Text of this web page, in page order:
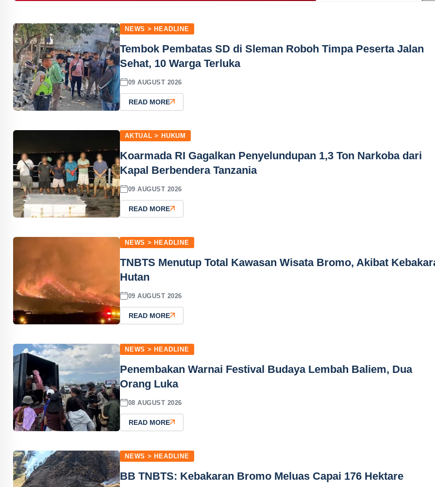
NEWS > HEADLINE
Tembok Pembatas SD di Sleman Roboh Timpa Peserta Jalan
Sehat, 10 Warga Terluka
09 AUGUST 2026
READ MORE
AKTUAL > HUKUM
Koarmada RI Gagalkan Penyelundupan 1,3 Ton Narkoba dari
Kapal Berbendera Tanzania
09 AUGUST 2026
READ MORE
NEWS > HEADLINE
TNBTS Menutup Total Kawasan Wisata Bromo, Akibat
Hutan
09 AUGUST 2026
READ MORE
NEWS > HEADLINE
Penembakan Warnai Festival Budaya Lembah Baliem, Dua
Orang Luka
08 AUGUST 2026
READ MORE
NEWS > HEADLINE
BB TNBTS: Kebakaran Bromo Meluas Capai 176 Hektare